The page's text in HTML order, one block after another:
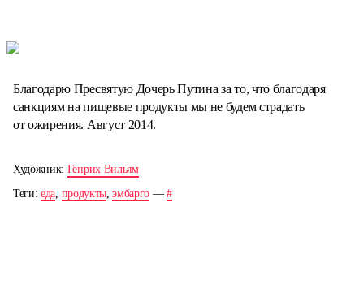
Благодарю Пресвятую Дочерь Путина за то, что благодаря
санкциям на пищевые продукты мы не будем страдать
от ожирения. Август 2014.
Художник: Генрих Вильям
Теги:еда продукты,эмбарго —#